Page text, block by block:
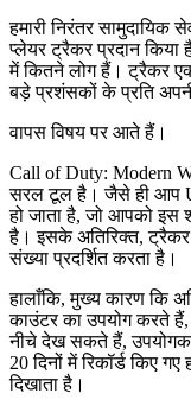
हमारी निरंतर
प्लेयर ट्रैकर प्रदान किया
में कितने लोग हैं। ट्रैकर
बड़े प्रशंसकों के प्रति
वापस विषय पर आते हैं।
Call of Duty: Modern
सरल टूल है। जैसे ही आप
हो जाता है, जो आपको इस
है। इसके अतिरिक्त, ट्रैकर
संख्या प्रदर्शित करता है।
हालाँकि, मुख्य कारण कि
काउंटर का उपयोग करते
नीचे देख सकते हैं,
20 दिनों में रिकॉर्ड किए
दिखाता है।